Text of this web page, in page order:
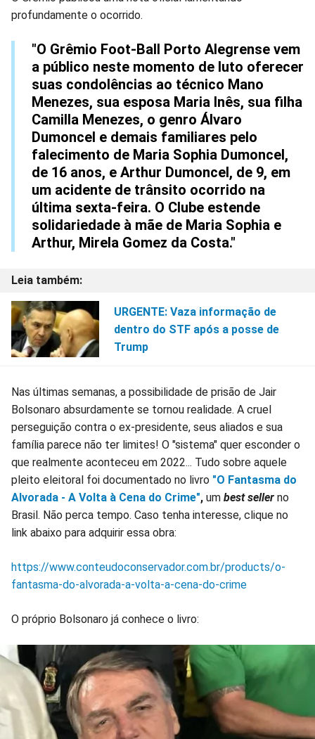
profundamente o ocorrido.
"O Grêmio Foot-Ball Porto Alegrense vem
a público neste momento de luto oferecer
suas condolências ao técnico Mano
Menezes, sua esposa Maria Inês, sua filha
Camilla Menezes, o genro Álvaro
Dumoncel e demais familiares pelo
falecimento de Maria Sophia Dumoncel,
de 16 anos, e Arthur Dumoncel, de 9, em
um acidente de trânsito ocorrido na
última sexta-feira. O Clube estende
solidariedade à mãe de Maria Sophia e
Arthur, Mirela Gomez da Costa."
URGENTE: Vaza informação de
dentro do STF após a posse de
Trump
Nas últimas semanas, a possibilidade de prisão de Jair
Bolsonaro absurdamente se tornou realidade. A cruel
perseguição contra o ex-presidente, seus aliados e sua
família parece não ter limites! O "sistema" quer esconder o
que realmente aconteceu em 2022... Tudo sobre aquele
pleito eleitoral foi documentado no livro "O Fantasma do
Alvorada - A Volta à Cena do Crime", um best seller no
Brasil. Não perca tempo. Caso tenha interesse, clique no
link abaixo para adquirir essa obra:
https://www.conteudoconservador.com.br/products/o-
fantasma-do-alvorada-a-volta-a-cena-do-crime
O próprio Bolsonaro já conhece o livro: